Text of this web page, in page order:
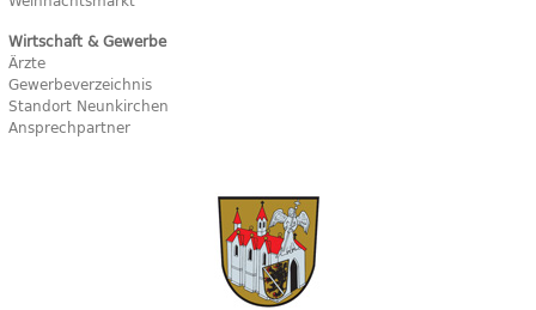
Wirtschaft & Gewerbe
Ärzte
Gewerbeverzeichnis
Standort Neunkirchen
Ansprechpartner